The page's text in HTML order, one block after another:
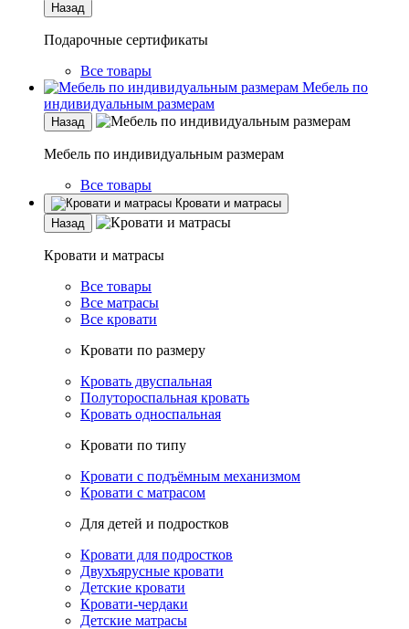
Назад
Подарочные сертификаты
Все товары
Мебель по
индивидуальным размерам
Назад
Мебель по индивидуальным размерам
Все товары
Кровати и матрасы
Назад
Кровати и матрасы
Все товары
Все матрасы
Все кровати
Кровати по размеру
Кровать двуспальная
Полутороспальная кровать
Кровать односпальная
Кровати по типу
Кровати с подъёмным механизмом
Кровати с матрасом
Для детей и подростков
Кровати для подростков
Двухъярусные кровати
Детские кровати
Кровати-чердаки
Детские матрасы